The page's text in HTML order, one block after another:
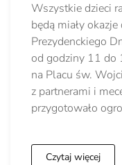
Wszystkie dzieci
będą miały
Prezydenckiego
od godziny 11 do
na Placu św.
z partnerami i
przygotowało
Czytaj więcej